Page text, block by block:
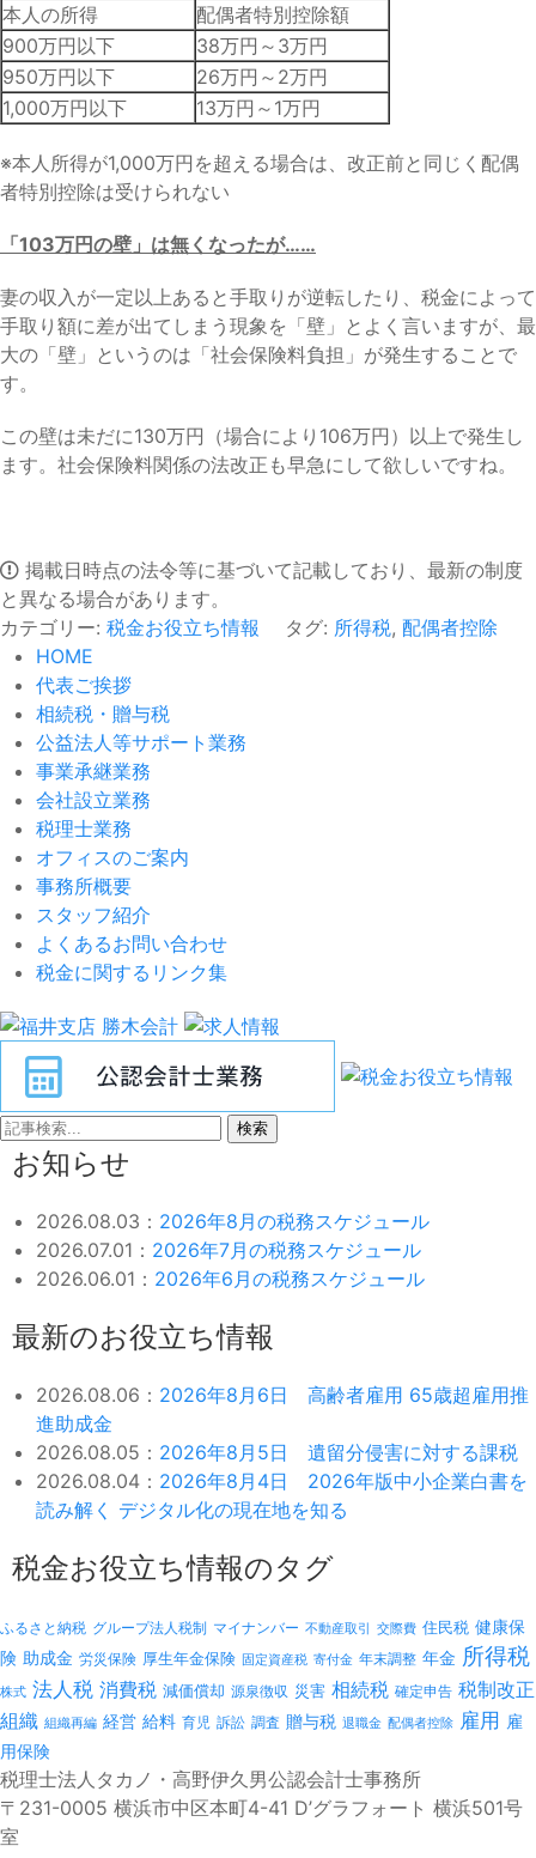
本人の所得
配偶者特別控除額
900万円以下
38万円～3万円
950万円以下
26万円～2万円
1,000万円以下
13万円～1万円
※本人所得が1,000万円を超える場合は、改正前と同じく配偶
者特別控除は受けられない
「103万円の壁」は無くなったが……
妻の収入が一定以上あると手取りが逆転したり、税金によって
手取り額に差が出てしまう現象を「壁」とよく言いますが、最
大の「壁」というのは「社会保険料負担」が発生することで
す。
この壁は未だに130万円（場合により106万円）以上で発生し
ます。社会保険料関係の法改正も早急にして欲しいですね。
掲載日時点の法令等に基づいて記載しており、最新の制度
と異なる場合があります。
カテゴリー: 税金お役立ち情報 タグ: 所得税, 配偶者控除
HOME
代表ご挨拶
相続税・贈与税
公益法人等サポート業務
事業承継業務
会社設立業務
税理士業務
オフィスのご案内
事務所概要
スタッフ紹介
よくあるお問い合わせ
税金に関するリンク集
検索
お知らせ
2026.08.03： 2026年8月の税務スケジュール
2026.07.01： 2026年7月の税務スケジュール
2026.06.01： 2026年6月の税務スケジュール
最新のお役立ち情報
2026.08.06： 2026年8月6日 高齢者雇用 65歳超雇用推
進助成金
2026.08.05： 2026年8月5日 遺留分侵害に対する課税
2026.08.04： 2026年8月4日 2026年版中小企業白書を
読み解く デジタル化の現在地を知る
税金お役立ち情報のタグ
ふるさと納税 グループ法人税制 マイナンバー 不動産取引 交際費 住民税 健康保
険 助成金 労災保険 厚生年金保険 固定資産税 寄付金 年末調整 年金 所得税
株式 法人税 消費税 減価償却 源泉徴収 災害 相続税 確定申告 税制改正
組織 組織再編 経営 給料 育児 訴訟 調査 贈与税 退職金 配偶者控除 雇用 雇
用保険
税理士法人タカノ・高野伊久男公認会計士事務所
〒231-0005 横浜市中区本町4-41 D’グラフォート 横浜501号
室